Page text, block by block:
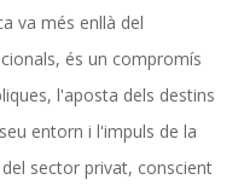
va més enllà del
és un compromís
l'aposta dels destins
entorn i l'impuls de la
sector privat, conscient